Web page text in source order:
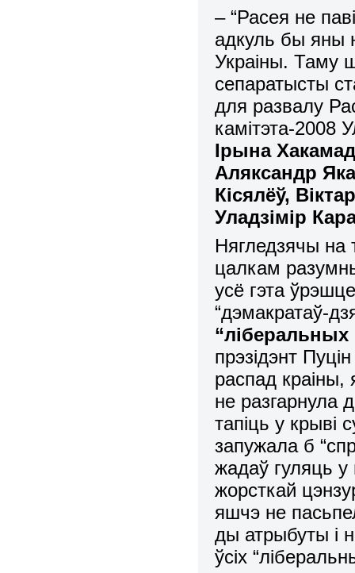
– “Расея не
адкуль бы яны
Украіны. Таму
сепаратысты
для развалу
камітэта-2008
Ірына
Аляксандр
Кісялёў,
Уладзімір
Нягледзячы на
цалкам
усё гэта
“дэмакратаў-
прэзідэнт
распад краіны,
не разгарнула
тапіць у крыві
запужала б
жадаў гуляць
жорсткай
яшчэ не
ды атрыбуты і
ўсіх